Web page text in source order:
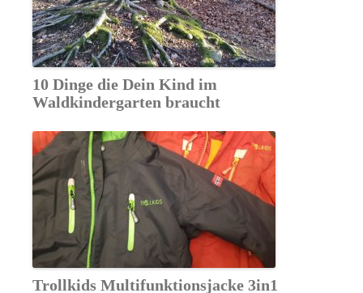
10 Dinge die Dein Kind im
Waldkindergarten braucht
Trollkids Multifunktionsjacke 3in1